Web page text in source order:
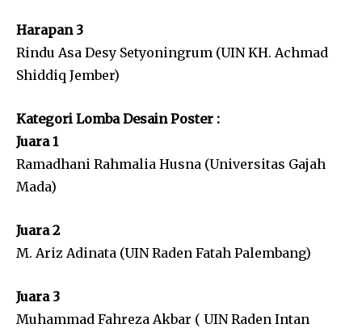
Harapan 3
Rindu Asa Desy Setyoningrum (UIN KH. Achmad
Shiddiq Jember)
Kategori Lomba Desain Poster :
Juara 1
Ramadhani Rahmalia Husna (Universitas Gajah
Mada)
Juara 2
M. Ariz Adinata (UIN Raden Fatah Palembang)
Juara 3
Muhammad Fahreza Akbar ( UIN Raden Intan